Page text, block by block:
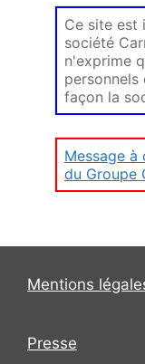
Ce site est
société
n'exprime
personnels
façon la
Message
du Groupe
Mentions
Presse